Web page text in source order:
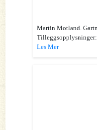
Martin Motland.
Les Mer